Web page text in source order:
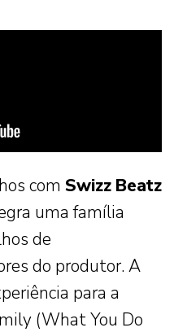
com Swizz Beatz
uma família
de
do produtor. A
para a
(What You Do